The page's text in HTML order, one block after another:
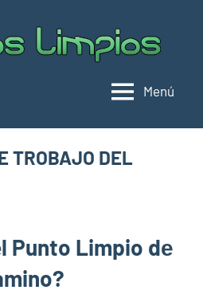
Menú
TROBAJO DEL
Punto Limpio dе